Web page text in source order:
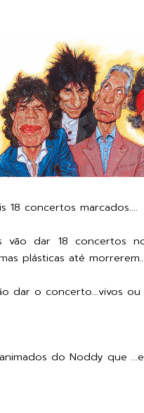
18 concertos marcados....
vão dar 18 concertos
plásticas até
dar o concerto...vivos
do Noddy que